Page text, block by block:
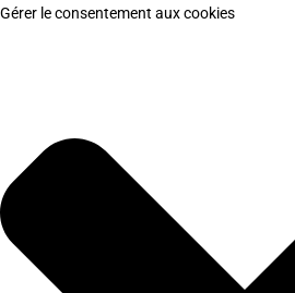
Gérer le consentement aux cookies